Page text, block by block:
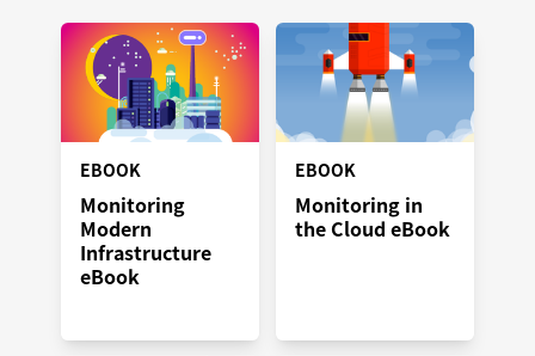
EBOOK
Monitoring
Modern
Infrastructure
eBook
EBOOK
Monitoring in
the Cloud eBook